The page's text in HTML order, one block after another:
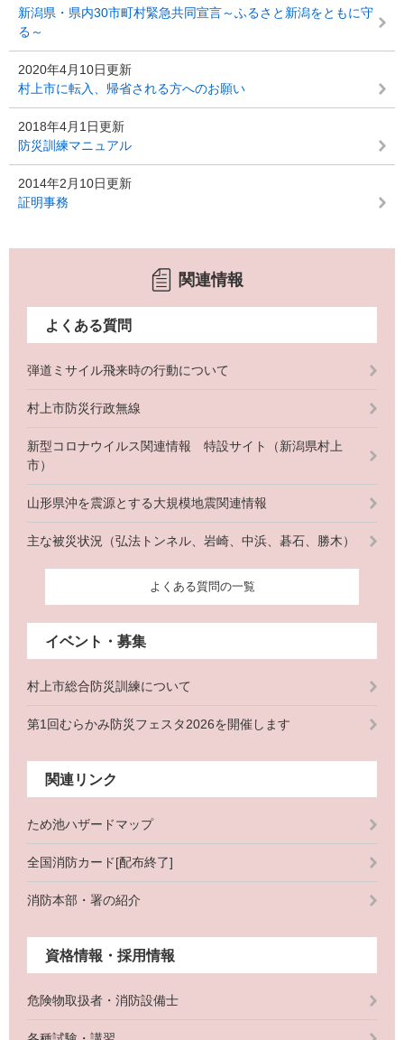
新潟県・県内30市町村緊急共同宣言～ふるさと新潟をともに守
る～
2020年4月10日更新
村上市に転入、帰省される方へのお願い
2018年4月1日更新
防災訓練マニュアル
2014年2月10日更新
証明事務
関連情報
よくある質問
弾道ミサイル飛来時の行動について
村上市防災行政無線
新型コロナウイルス関連情報 特設サイト（新潟県村上
市）
山形県沖を震源とする大規模地震関連情報
主な被災状況（弘法トンネル、岩崎、中浜、碁石、勝木）
よくある質問の一覧
イベント・募集
村上市総合防災訓練について
第1回むらかみ防災フェスタ2026を開催します
関連リンク
ため池ハザードマップ
全国消防カード[配布終了]
消防本部・署の紹介
資格情報・採用情報
危険物取扱者・消防設備士